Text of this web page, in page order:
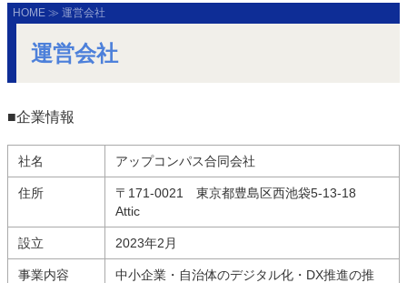
HOME ≫ 運営会社
運営会社
■企業情報
社名 アップコンパス合同会社
住所
〒171-0021 東京都豊島区西池袋5-13-18
Attic
設立 2023年2月
事業内容
中小企業・自治体のデジタル化・DX推進の推